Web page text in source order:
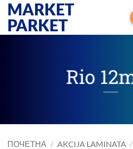
Прескочи
садржај
MARKET
PARKET
Rio
ПОЧЕТНА / AKCIJA LAMINATA /